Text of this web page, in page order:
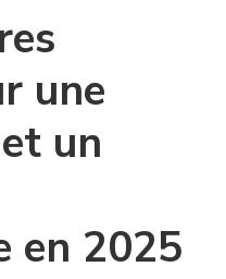
une
un
en 2025